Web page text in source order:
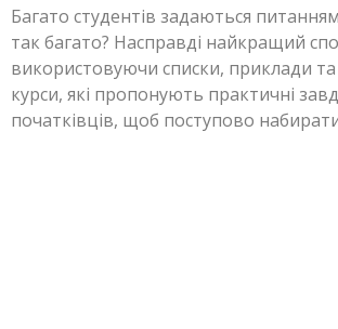
Багато студентів задаються
так багато? Насправді найкращий
використовуючи списки, приклади
курси, які пропонують практичні
початківців, щоб поступово